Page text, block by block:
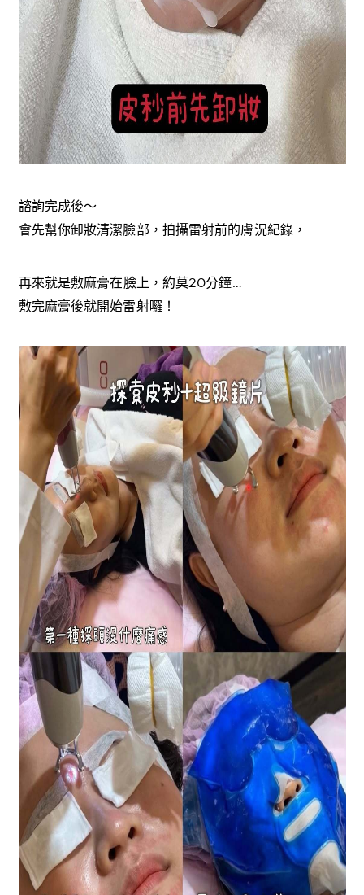
諮詢完成後～
會先幫你卸妝清潔臉部，拍攝雷射前的膚況紀錄，
再來就是敷麻膏在臉上，約莫20分鐘…
敷完麻膏後就開始雷射囉！